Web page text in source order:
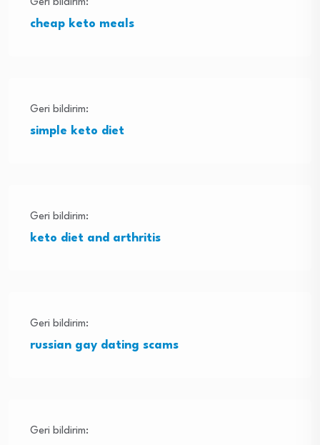
Geri bildirim:
cheap keto meals
Geri bildirim:
simple keto diet
Geri bildirim:
keto diet and arthritis
Geri bildirim:
russian gay dating scams
Geri bildirim: